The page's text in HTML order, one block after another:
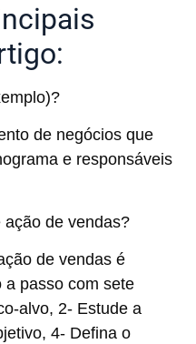
de negócios que
e responsáveis
de vendas?
de vendas é
a passo com sete
alvo, 2- Estude a
4- Defina o